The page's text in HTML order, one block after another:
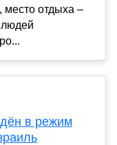
место отдыха –
в режим